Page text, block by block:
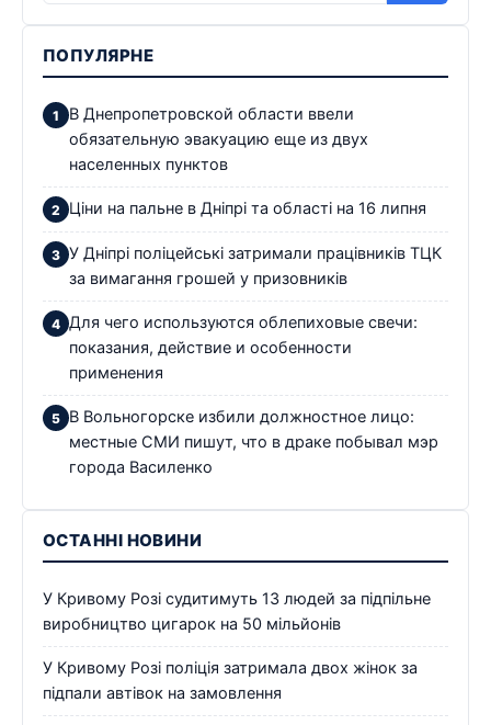
ПОПУЛЯРНЕ
В Днепропетровской области ввели
обязательную эвакуацию еще из двух
населенных пунктов
Ціни на пальне в Дніпрі та області на 16 липня
У Дніпрі поліцейські затримали працівників ТЦК
за вимагання грошей у призовників
Для чего используются облепиховые свечи:
показания, действие и особенности
применения
В Вольногорске избили должностное лицо:
местные СМИ пишут, что в драке побывал мэр
города Василенко
ОСТАННІ НОВИНИ
У Кривому Розі судитимуть 13 людей за підпільне
виробництво цигарок на 50 мільйонів
У Кривому Розі поліція затримала двох жінок за
підпали автівок на замовлення